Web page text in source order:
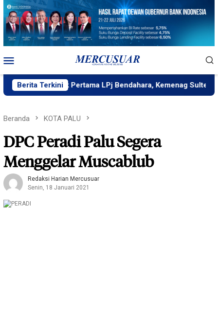
Loncat
konten
Mobile
Berita Terkini
Pertama LPj Bendahara, Kemenag Sulteng Komitmen
Beranda KOTA PALU
DPC Peradi Palu Segera
Menggelar Muscablub
Redaksi Harian Mercusuar
Senin, 18 Januari 2021